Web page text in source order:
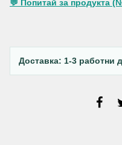
💬 Попитай за продукта
Доставка: 1-3 работни